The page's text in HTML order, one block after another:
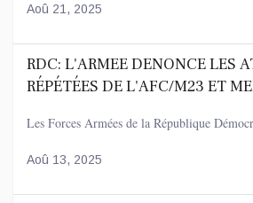
Aoû 21, 2025
RDC: L'ARMEE DENONCE LES
RÉPÉTÉES DE L'AFC/M23 ET
Les Forces Armées de la République
Aoû 13, 2025